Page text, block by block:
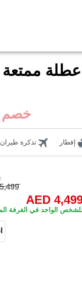
عطلة ممتعة
خصم ثابت
إفطار تذكرة
AED
الواحد في الغرفة